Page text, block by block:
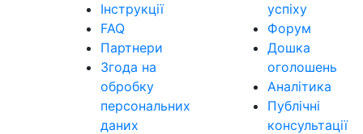
Інструкції
FAQ
Партнери
Згода на
обробку
персональних
даних
успіху
Форум
Дошка
оголошень
Аналітика
Публічні
консультації